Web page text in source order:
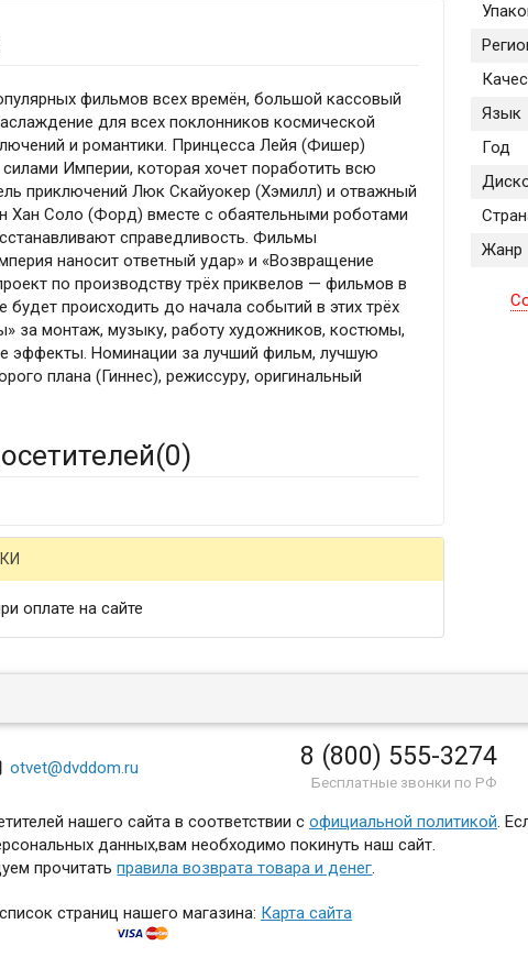
Язык
Год
Жанр
фильмов всех времён, большой кассовый
для всех поклонников космической
и романтики. Принцесса Лейя (Фишер)
Империи, которая хочет поработить всю
приключений Люк Скайуокер (Хэмилл) и отважный
Хан Соло (Форд) вместе с обаятельными роботами
справедливость. Фильмы
наносит ответный удар» и «Возвращение
по производству трёх приквелов — фильмов в
будет происходить до начала событий в этих трёх
за монтаж, музыку, работу художников, костюмы,
эффекты. Номинации за лучший фильм, лучшую
плана (Гиннес), режиссуру, оригинальный
0)
оплате на сайте
otvet@dvddom.ru 8 (800) 555-3274
Бесплатные звонки по РФ
нашего сайта в соответствии с официальной политикой.
данных,вам необходимо покинуть наш сайт.
прочитатьправила возврата товара и денег.
страниц нашего магазина: Карта сайта